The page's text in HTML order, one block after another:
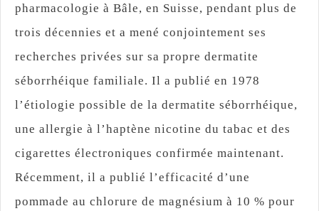
pharmacologie à Bâle, en Suisse, pendant plus de
trois décennies et a mené conjointement ses
recherches privées sur sa propre dermatite
séborrhéique familiale. Il a publié en 1978
l’étiologie possible de la dermatite séborrhéique,
une allergie à l’haptène nicotine du tabac et des
cigarettes électroniques confirmée maintenant.
Récemment, il a publié l’efficacité d’une
pommade au chlorure de magnésium à 10 % pour